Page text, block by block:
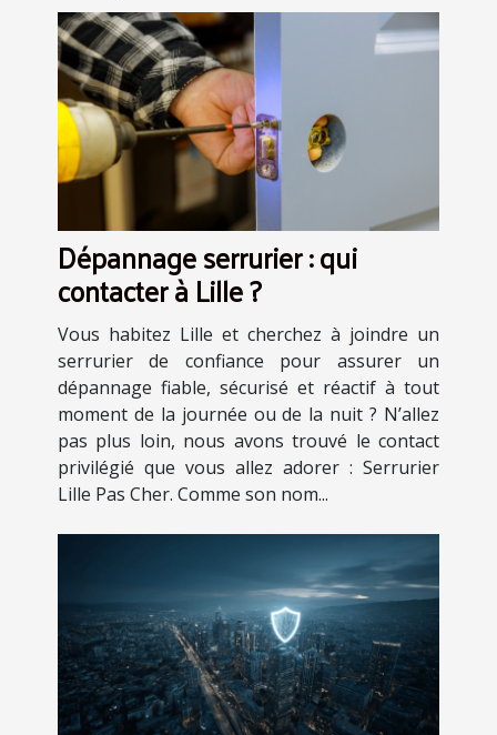
Dépannage serrurier : qui
contacter à Lille ?
Vous habitez Lille et cherchez à joindre un
serrurier de confiance pour assurer un
dépannage fiable, sécurisé et réactif à tout
moment de la journée ou de la nuit ? N’allez
pas plus loin, nous avons trouvé le contact
privilégié que vous allez adorer : Serrurier
Lille Pas Cher. Comme son nom...